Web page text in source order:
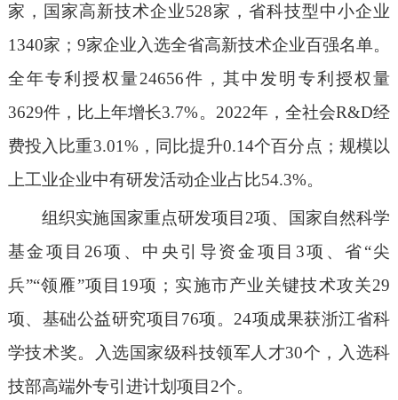
家，国家高新技术企业528家，省科技型中小企业
1340家；9家企业入选全省高新技术企业百强名单。
全年专利授权量24656件，其中发明专利授权量
3629件，比上年增长3.7%。2022年，全社会R&D经
费投入比重3.01%，同比提升0.14个百分点；规模以
上工业企业中有研发活动企业占比54.3%。
组织实施国家重点研发项目2项、国家自然科学
基金项目26项、中央引导资金项目3项、省“尖
兵”“领雁”项目19项；实施市产业关键技术攻关29
项、基础公益研究项目76项。24项成果获浙江省科
学技术奖。入选国家级科技领军人才30个，入选科
技部高端外专引进计划项目2个。